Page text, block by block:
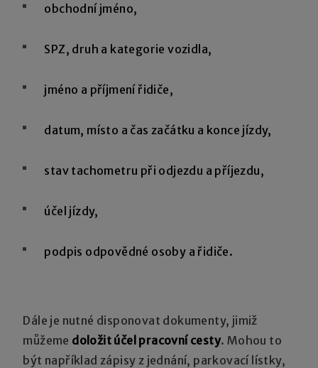
obchodní jméno,
SPZ, druh a kategorie vozidla,
jméno a příjmení řidiče,
datum, místo a čas začátku a konce jízdy,
stav tachometru při odjezdu a příjezdu,
účel jízdy,
podpis odpovědné osoby a řidiče.
Dále je nutné disponovat dokumenty, jimiž
můžeme doložit účel pracovní cesty. Mohou to
být například zápisy z jednání, parkovací lístky,